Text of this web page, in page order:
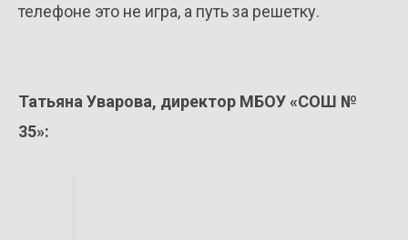
телефоне это не игра, а путь за решетку.
Татьяна Уварова, директор МБОУ «СОШ №
35»: